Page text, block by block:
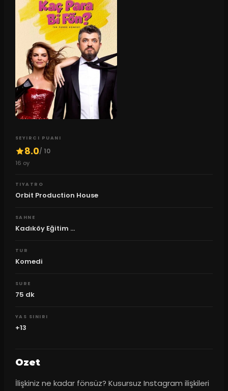
SEYIRCI PUANI
8.0/ 10
16 oy
TIYATRO
Orbit Production House
SAHNE
Kadıköy Eğitim ...
TUR
Komedi
SURE
75 dk
YAS SINIRI
+13
Ozet
İlişkiniz ne kadar fönsüz? Kusursuz Instagram ilişkileri